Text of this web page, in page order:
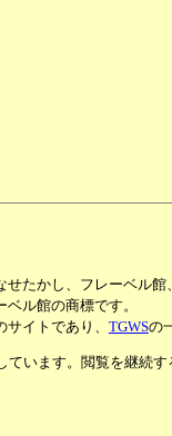
たかし、フレーベル
ル館の商標です。
イトであり、 TGWSの
います。閲覧を継続す